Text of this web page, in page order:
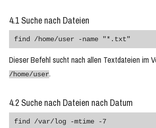
4.1 Suche nach Dateien
find /home/user -name "*.txt"
Dieser Befehl sucht nach allen Textdateien im
/home/user.
4.2 Suche nach Dateien nach Datum
find /var/log -mtime -7